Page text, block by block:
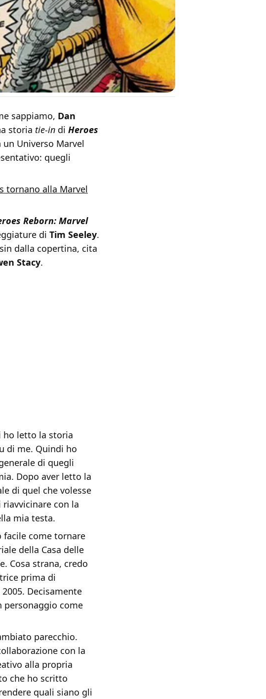
sappiamo, Dan
storia tie-in di Heroes
Universo Marvel
quegli
tornano alla Marvel
Reborn: Marvel
di Tim Seeley.
dalla copertina, cita
Stacy.
ho letto la storia
di me. Quindi ho
di quegli
Dopo aver letto la
di quel che volesse
con la
mia testa.
facile come tornare
della Casa delle
Cosa strana, credo
prima di
Decisamente
personaggio come
parecchio.
con la
alla propria
che ho scritto
quali siano gli